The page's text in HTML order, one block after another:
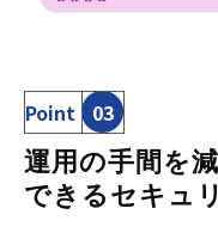
Point 03
運用の手間を
できるセキュ